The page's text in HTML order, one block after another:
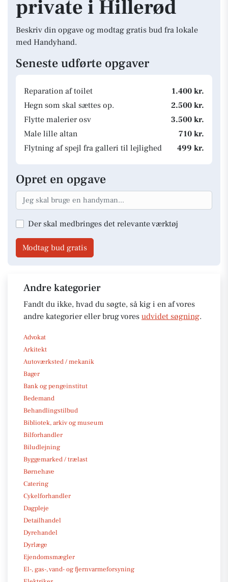
private i Hillerød
Beskriv din opgave og modtag gratis bud fra lokale
med Handyhand.
Seneste udførte opgaver
Reparation af toilet
1.400 kr.
Hegn som skal sættes op.
2.500 kr.
Flytte malerier osv
3.500 kr.
Male lille altan
710 kr.
Flytning af spejl fra galleri til lejlighed
499 kr.
Opret en opgave
Der skal medbringes det relevante værktøj
Modtag bud gratis
Andre kategorier
Fandt du ikke, hvad du søgte, så kig i en af vores
andre kategorier eller brug vores udvidet søgning.
Advokat
Arkitekt
Autoværksted / mekanik
Bager
Bank og pengeinstitut
Bedemand
Behandlingstilbud
Bibliotek, arkiv og museum
Bilforhandler
Biludlejning
Byggemarked / trælast
Børnehave
Catering
Cykelforhandler
Dagpleje
Detailhandel
Dyrehandel
Dyrlæge
Ejendomsmægler
El-, gas-, vand- og fjernvarmeforsyning